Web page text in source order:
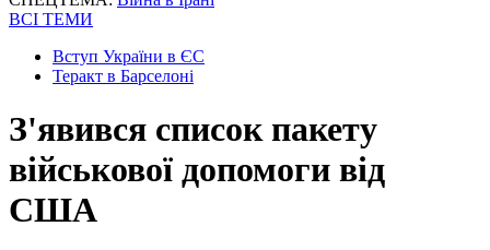
ВСІ ТЕМИ
Вступ України в ЄС
Теракт в Барселоні
З'явився список пакету
військової допомоги від
США